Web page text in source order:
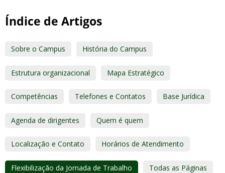
Índice de Artigos
Sobre o Campus História do Campus
Estrutura organizacional Mapa Estratégico
Competências Telefones e Contatos Base Jurídica
Agenda de dirigentes Quem é quem
Localização e Contato Horários de Atendimento
Flexibilização da Jornada de Trabalho Todas as Páginas